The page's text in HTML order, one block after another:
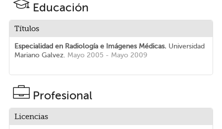
Educación
Títulos
Especialidad en Radiología e Imágenes Médicas. Universidad
Mariano Galvez. Mayo 2005 - Mayo 2009
Profesional
Licencias